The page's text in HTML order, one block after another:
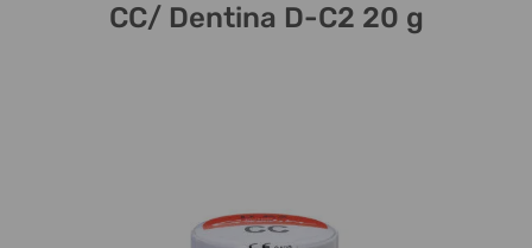
CC/ Dentina D-C2 20 g